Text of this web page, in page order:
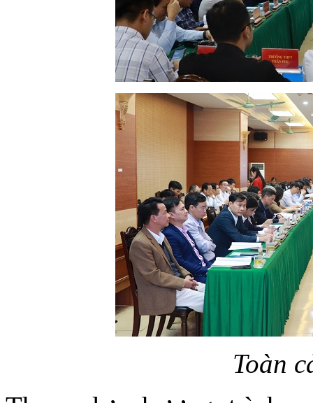
Toàn